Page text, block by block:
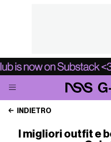
INDIETRO
I migliori outfit e